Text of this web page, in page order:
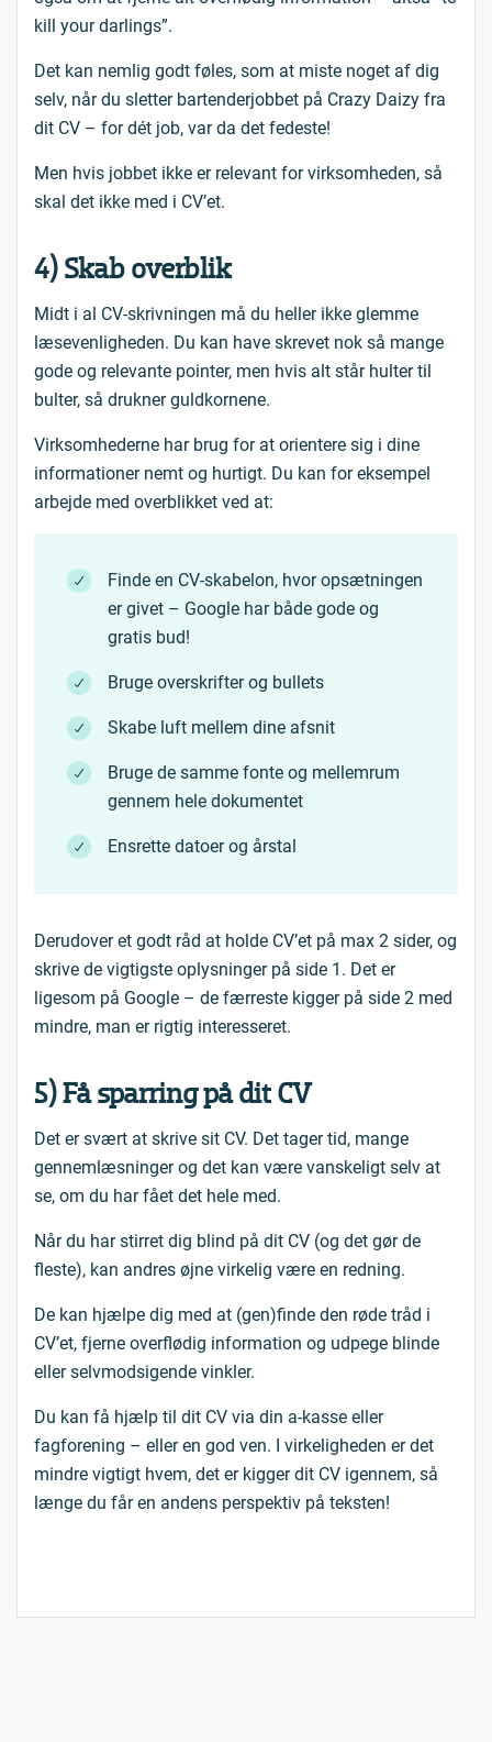
kill your darlings”.
Det kan nemlig godt føles, som at miste noget af dig
selv, når du sletter bartenderjobbet på Crazy Daizy fra
dit CV – for dét job, var da det fedeste!
Men hvis jobbet ikke er relevant for virksomheden, så
skal det ikke med i CV’et.
4) Skab overblik
Midt i al CV-skrivningen må du heller ikke glemme
læsevenligheden. Du kan have skrevet nok så mange
gode og relevante pointer, men hvis alt står hulter til
bulter, så drukner guldkornene.
Virksomhederne har brug for at orientere sig i dine
informationer nemt og hurtigt. Du kan for eksempel
arbejde med overblikket ved at:
Finde en CV-skabelon, hvor opsætningen
er givet – Google har både gode og
gratis bud!
Bruge overskrifter og bullets
Skabe luft mellem dine afsnit
Bruge de samme fonte og mellemrum
gennem hele dokumentet
Ensrette datoer og årstal
Derudover et godt råd at holde CV’et på max 2 sider, og
skrive de vigtigste oplysninger på side 1. Det er
ligesom på Google – de færreste kigger på side 2 med
mindre, man er rigtig interesseret.
5) Få sparring på dit CV
Det er svært at skrive sit CV. Det tager tid, mange
gennemlæsninger og det kan være vanskeligt selv at
se, om du har fået det hele med.
Når du har stirret dig blind på dit CV (og det gør de
fleste), kan andres øjne virkelig være en redning.
De kan hjælpe dig med at (gen)finde den røde tråd i
CV’et, fjerne overflødig information og udpege blinde
eller selvmodsigende vinkler.
Du kan få hjælp til dit CV via din a-kasse eller
fagforening – eller en god ven. I virkeligheden er det
mindre vigtigt hvem, det er kigger dit CV igennem, så
længe du får en andens perspektiv på teksten!